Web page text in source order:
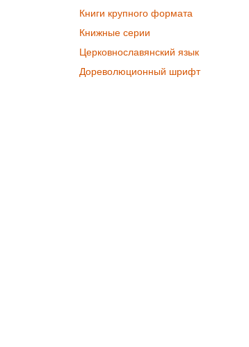
Книги крупного формата
Книжные серии
Церковнославянский язык
Дореволюционный шрифт